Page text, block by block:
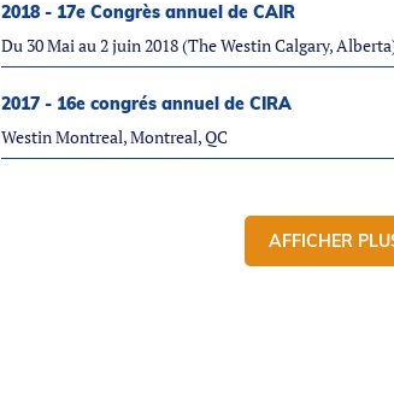
2018 - 17e Congrès annuel de CAIR
Du 30 Mai au 2 juin 2018 (The Westin Calgary,
2017 - 16e congrés annuel de CIRA
Westin Montreal, Montreal, QC
AFFICHER